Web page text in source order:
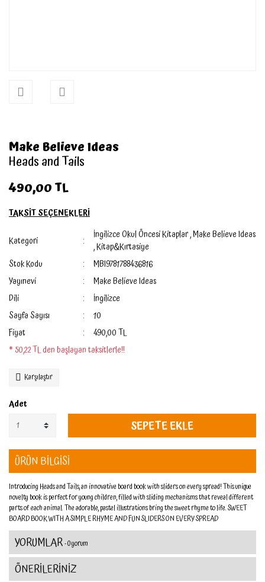
Make Believe Ideas
Heads and Tails
490,00 TL
TAKSİT SEÇENEKLERİ
Kategori İngilizce Okul Öncesi Kitaplar,Make Believe Ideas
,Kitap&Kırtasiye
Stok Kodu
MBI9781788436816
Yayınevi
Make Believe Ideas
Dili
İngilizce
Sayfa Sayısı
10
Fiyat
490,00 TL
* 50,22 TL den başlayan taksitlerle!!
Karşılaştır
Adet
SEPETE EKLE
ÜRÜN BİLGİSİ
Introducing Heads and Tails, an innovative board book with sliders on every spread! This unique
novelty book is perfect for young children, filled with sliding mechanisms that reveal different
parts of each animal. The adorable, pastel illustrations bring the sweet rhyme to life. SWEET
BOARD BOOK WITH A SIMPLE RHYME AND FUN SLIDERS ON EVERY SPREAD
YORUMLAR- 0 yorum
ÖNERİLERİNİZ